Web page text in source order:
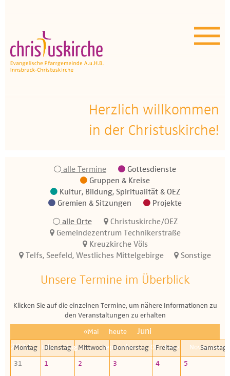
Unser Angebot
OEZ
Wissenswertes
Kontakt
Herzlich willkommen
in der Christuskirche!
alle Termine
Gottesdienste
Gruppen & Kreise
Kultur, Bildung, Spiritualität & OEZ
Gremien & Sitzungen
Projekte
alle Orte
Christuskirche/OEZ
Gemeindezentrum Technikerstraße
Kreuzkirche Völs
Telfs, Seefeld, Westliches Mittelgebirge
Sonstige
Unsere Termine im Überblick
Klicken Sie auf die einzelnen Termine, um nähere Informationen zu
den Veranstaltungen zu erhalten
«Mai heute
Juni
2027
Juli» August» September» Oktober» November»
Montag Dienstag Mittwoch Donnerstag Freitag Samstag
31 1 2 3 4 5